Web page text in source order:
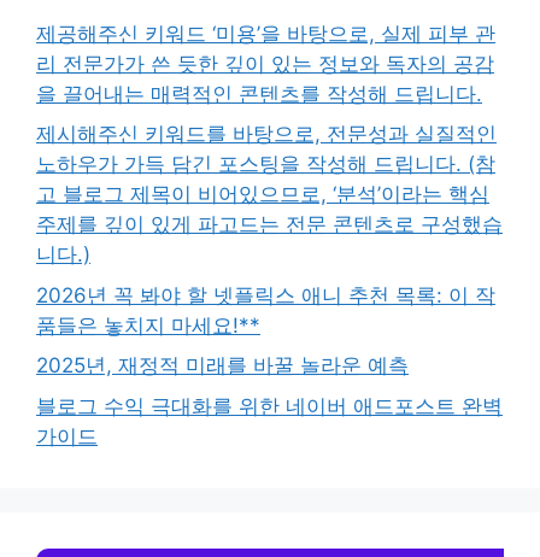
제공해주신 키워드 ‘미용’을 바탕으로, 실제 피부 관
리 전문가가 쓴 듯한 깊이 있는 정보와 독자의 공감
을 끌어내는 매력적인 콘텐츠를 작성해 드립니다.
제시해주신 키워드를 바탕으로, 전문성과 실질적인
노하우가 가득 담긴 포스팅을 작성해 드립니다. (참
고 블로그 제목이 비어있으므로, ‘분석’이라는 핵심
주제를 깊이 있게 파고드는 전문 콘텐츠로 구성했습
니다.)
2026년 꼭 봐야 할 넷플릭스 애니 추천 목록: 이 작
품들은 놓치지 마세요!**
2025년, 재정적 미래를 바꿀 놀라운 예측
블로그 수익 극대화를 위한 네이버 애드포스트 완벽
가이드